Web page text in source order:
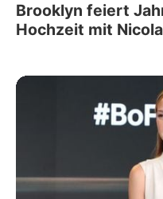
Brooklyn feiert
Hochzeit mit Nicola